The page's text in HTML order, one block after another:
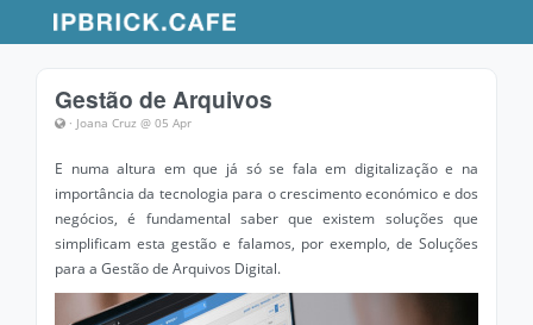
Gestão de Arquivos
· Joana Cruz @ 05 Apr
E numa altura em que já só se fala em digitalização e na
importância da tecnologia para o crescimento económico e dos
negócios, é fundamental saber que existem soluções que
simplificam esta gestão e falamos, por exemplo, de Soluções
para a Gestão de Arquivos Digital.